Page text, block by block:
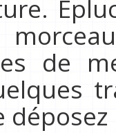
de